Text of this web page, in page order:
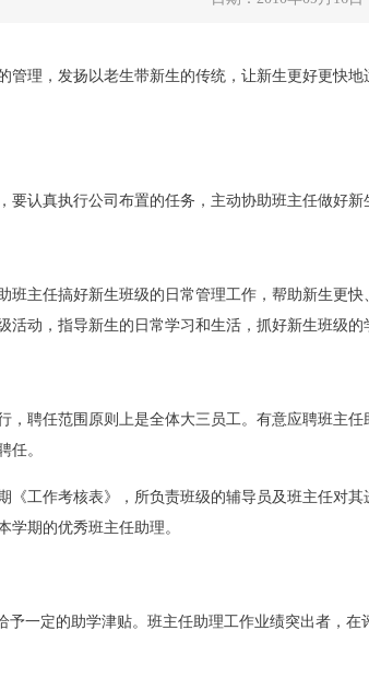
管理，发扬以老生带新生的传统，让新生更好更快
要认真执行公司布置的任务，主动协助班主任做好
班主任搞好新生班级的日常管理工作，帮助新生更
动，指导新生的日常学习和生活，抓好新生班级的
，聘任范围原则上是全体大三员工。有意应聘班主
任。
《工作考核表》，所负责班级的辅导员及班主任对
学期的优秀班主任助理。
予一定的助学津贴。班主任助理工作业绩突出者，在